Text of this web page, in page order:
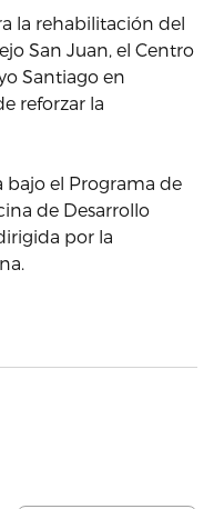
la rehabilitación del
San Juan, el Centro
Santiago en
reforzar la
bajo el Programa de
de Desarrollo
por la